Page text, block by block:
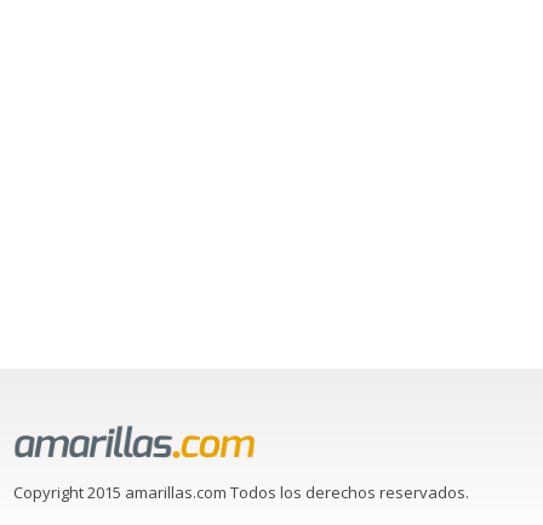
Copyright 2015 amarillas.com Todos los derechos reservados.